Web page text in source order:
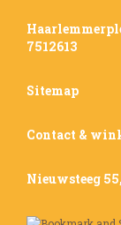
7512613
Sitemap
Contact &
Nieuwsteeg